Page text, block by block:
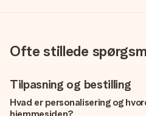
Ofte stillede
Tilpasning og bestilling
Hvad er personalisering og